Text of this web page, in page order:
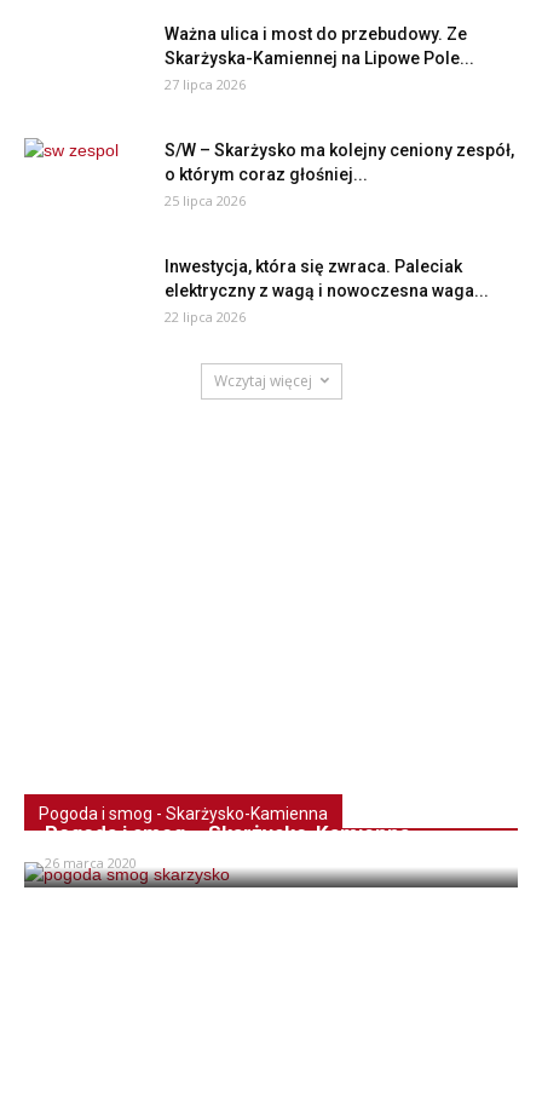
Ważna ulica i most do przebudowy. Ze
Skarżyska-Kamiennej na Lipowe Pole...
27 lipca 2026
S/W – Skarżysko ma kolejny ceniony zespół,
o którym coraz głośniej...
25 lipca 2026
Inwestycja, która się zwraca. Paleciak
elektryczny z wagą i nowoczesna waga...
22 lipca 2026
Wczytaj więcej
Pogoda i smog - Skarżysko-Kamienna
Pogoda i smog – Skarżysko-Kamienna
26 marca 2020